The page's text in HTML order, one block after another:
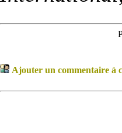
Ajouter un commentaire à